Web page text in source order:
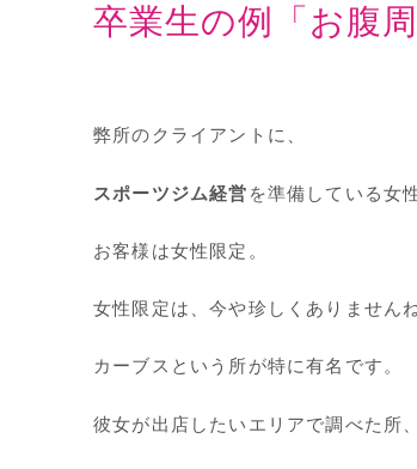
卒業生の例「お腹
弊所のクライアントに、
スポーツジム経営 を準備している女
お客様は女性限定。
女性限定は、今や珍しくありませんね
カーブスという所が特に有名です。
彼女が出店したいエリアで調べた所、